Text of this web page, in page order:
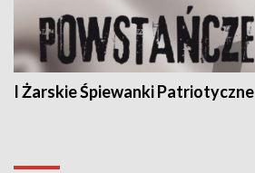
I Żarskie Śpiewanki Patriotyczne